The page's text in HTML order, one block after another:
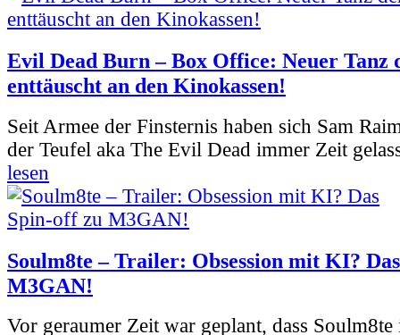
Evil Dead Burn – Box Office: Neuer Tanz
enttäuscht an den Kinokassen!
Seit Armee der Finsternis haben sich Sam
der Teufel aka The Evil Dead immer Zeit
lesen
Soulm8te – Trailer: Obsession mit KI?
M3GAN!
Vor geraumer Zeit war geplant, dass